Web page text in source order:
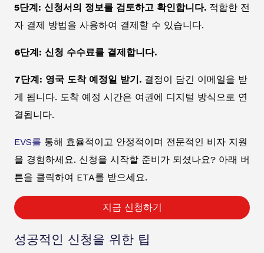
5단계: 신청서의 정보를 검토하고 확인합니다. 적합한 전
자 결제 방법을 사용하여 결제할 수 있습니다.
6단계: 신청 수수료를 결제합니다.
7단계: 영국 도착 예정일 받기. 결정이 담긴 이메일을 받
게 됩니다. 도착 예정 시간은 여권에 디지털 방식으로 연
결됩니다.
EVS를 통해 효율적이고 안정적이며 전문적인 비자 지원
을 경험하세요. 신청을 시작할 준비가 되셨나요? 아래 버
튼을 클릭하여 ETA를 받으세요.
지금 신청하기
성공적인 신청을 위한 팁